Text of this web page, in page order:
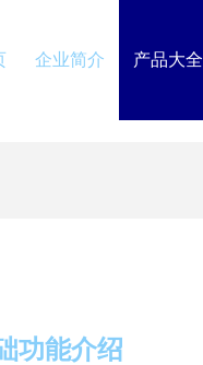
企业简介 产品大全
功能介绍